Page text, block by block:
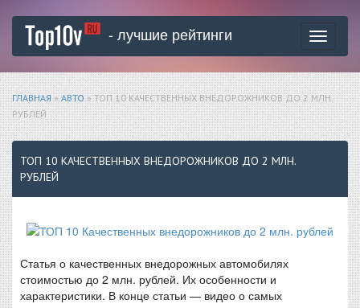
Toggle
- лучшие рейтинги
ГЛАВНАЯ »АВТО» ТОП 10 КАЧЕСТВЕННЫХ ВНЕДОРОЖНИКОВ ДО 2 МЛН.
РУБЛЕЙ
ТОП 10 КАЧЕСТВЕННЫХ ВНЕДОРОЖНИКОВ ДО 2 МЛН.
РУБЛЕЙ
Статья о качественных внедорожных автомобилях
стоимостью до 2 млн. рублей. Их особенности и
характеристики. В конце статьи — видео о самых